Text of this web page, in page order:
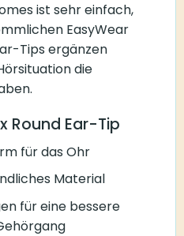
ist sehr einfach,
EasyWear
Tips ergänzen
die
Round Ear-Tip
für das Ohr
Material
für eine bessere